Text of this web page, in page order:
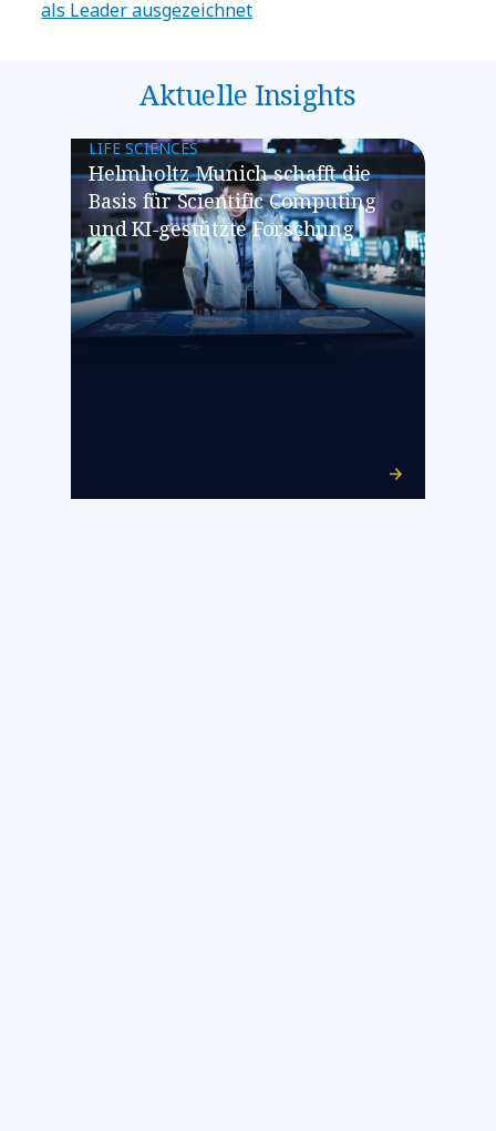
als Leader ausgezeichnet
Aktuelle Insights
LIFE SCIENCES
Helmholtz Munich schafft die
Basis für Scientific Computing
und KI-gestützte Forschung